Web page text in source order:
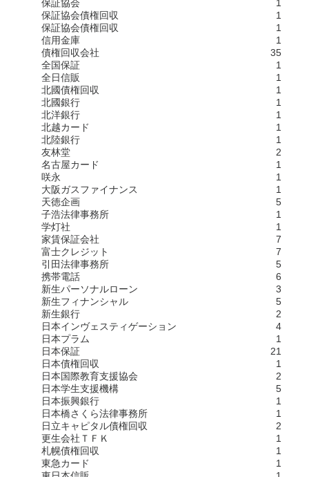
保証協会
1
保証協会債権回収
1
保証協会債権回収
1
信用金庫
1
債権回収会社
35
全国保証
1
全日信販
1
北國債権回収
1
北國銀行
1
北洋銀行
1
北越カード
1
北陸銀行
1
友林堂
2
名古屋カード
1
咲永
1
大阪ガスファイナンス
1
天徳企画
5
子浩法律事務所
1
学灯社
1
家賃保証会社
7
富士クレジット
7
引田法律事務所
5
携帯電話
6
新生パーソナルローン
3
新生フィナンシャル
5
新生銀行
2
日本インヴェスティゲーション
4
日本プラム
1
日本保証
21
日本債権回収
1
日本国際教育支援協会
2
日本学生支援機構
5
日本振興銀行
1
日本橋さくら法律事務所
1
日立キャピタル債権回収
2
更生会社ＴＦＫ
1
札幌債権回収
1
東急カード
1